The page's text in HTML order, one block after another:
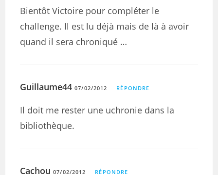
Bientôt Victoire pour compléter le
challenge. Il est lu déjà mais de là à avoir
quand il sera chroniqué …
Guillaume44 07/02/2012 RÉPONDRE
Il doit me rester une uchronie dans la
bibliothèque.
Cachou 07/02/2012 RÉPONDRE